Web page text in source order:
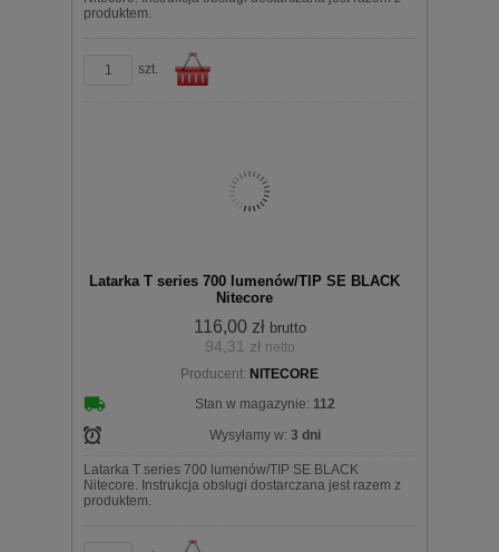
produktem.
szt.
Latarka T series 700 lumenów/TIP SE BLACK
Nitecore
116,00 zł brutto
94,31 zł netto
Producent: NITECORE
Stan w magazynie: 112
Wysyłamy w: 3 dni
Latarka T series 700 lumenów/TIP SE BLACK
Nitecore. Instrukcja obsługi dostarczana jest razem z
produktem.